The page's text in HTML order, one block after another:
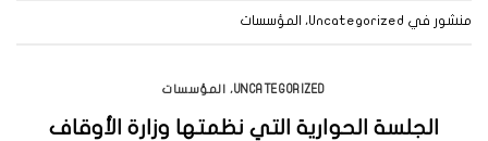
منشور في Uncategorized، المؤسسات
UNCATEGORIZED، المؤسسات
الجلسة الحوارية التي نظمتها وزارة الأوقاف